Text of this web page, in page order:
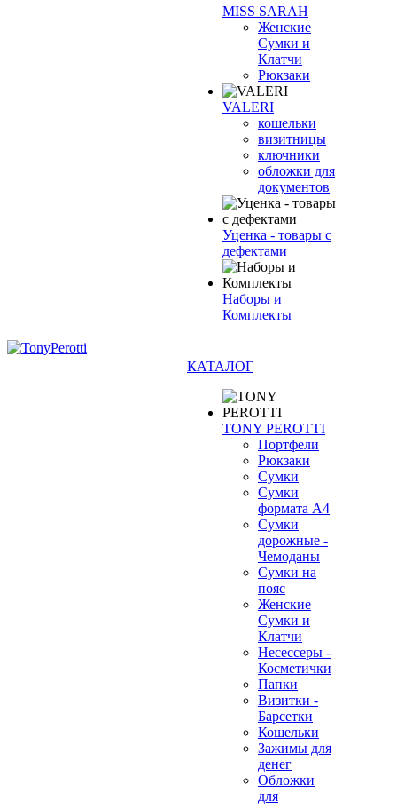
MISS SARAH
Женские
Сумки и
Клатчи
Рюкзаки
VALERI
кошельки
визитницы
ключники
обложки для
документов
Уценка - товары с
дефектами
Наборы и
Комплекты
КАТАЛОГ
TONY PEROTTI
Портфели
Рюкзаки
Сумки
Сумки
формата А4
Сумки
дорожные -
Чемоданы
Сумки на
пояс
Женские
Сумки и
Клатчи
Несессеры -
Косметички
Папки
Визитки -
Барсетки
Кошельки
Зажимы для
денег
Обложки
для